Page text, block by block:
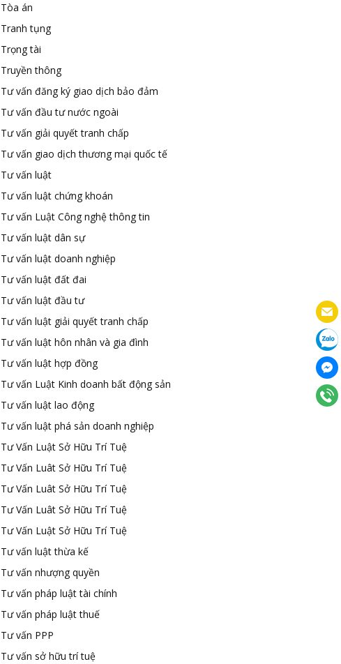
Tòa án
Tranh tụng
Trọng tài
Truyền thông
Tư vấn đăng ký giao dịch bảo đảm
Tư vấn đầu tư nước ngoài
Tư vấn giải quyết tranh chấp
Tư vấn giao dịch thương mại quốc tế
Tư vấn luật
Tư vấn luật chứng khoán
Tư vấn Luật Công nghệ thông tin
Tư vấn luật dân sự
Tư vấn luật doanh nghiệp
Tư vấn luật đất đai
Tư vấn luật đầu tư
Tư vấn luật giải quyết tranh chấp
Tư vấn luật hôn nhân và gia đình
Tư vấn luật hợp đồng
Tư vấn Luật Kinh doanh bất động sản
Tư vấn luật lao động
Tư vấn luật phá sản doanh nghiệp
Tư Vấn Luật Sở Hữu Trí Tuệ
Tư Vấn Luât Sở Hữu Trí Tuệ
Tư Vấn Luât Sở Hữu Trí Tuệ
Tư Vấn Luât Sở Hữu Trí Tuệ
Tư Vấn Luật Sở Hữu Trí Tuệ
Tư vấn luật thừa kế
Tư vấn nhượng quyền
Tư vấn pháp luật tài chính
Tư vấn pháp luật thuế
Tư vấn PPP
Tư vấn sở hữu trí tuệ